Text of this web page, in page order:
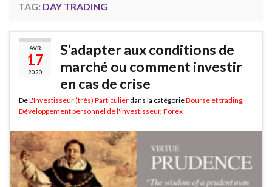
TAG: DAY TRADING
AVR
17
2020
S’adapter aux conditions de
marché ou comment investir
en cas de crise
DeL'Investisseur (très) Particulier dans la catégorieBourse et trading
Développement personnel de l'investisseur, Forex